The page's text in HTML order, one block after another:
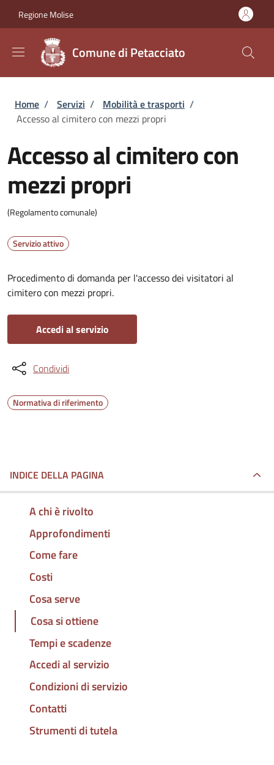
Regione Molise
Comune di Petacciato
Briciole di pane
Home / Servizi / Mobilità e trasporti /
Accesso al cimitero con mezzi propri
Accesso al cimitero con
mezzi propri
(Regolamento comunale)
Servizio attivo
Procedimento di domanda per l'accesso dei visitatori al
cimitero con mezzi propri.
Accedi al servizio
Condividi
Normativa di riferimento
INDICE DELLA PAGINA
A chi è rivolto
Approfondimenti
Come fare
Costi
Cosa serve
Cosa si ottiene
Tempi e scadenze
Accedi al servizio
Condizioni di servizio
Contatti
Strumenti di tutela